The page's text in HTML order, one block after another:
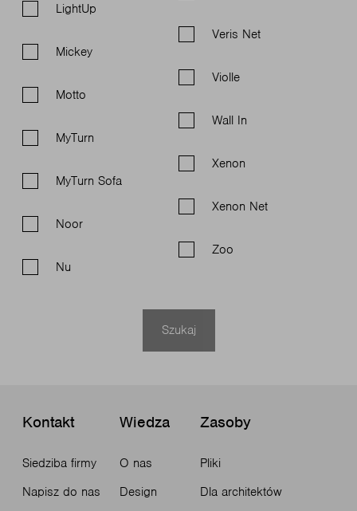
LightUp
Mickey
Motto
MyTurn
MyTurn Sofa
Noor
Nu
Veris Net
Violle
Wall In
Xenon
Xenon Net
Zoo
Szukaj
Kontakt
Siedziba firmy
Napisz do nas
Wiedza
O nas
Design
Zasoby
Pliki
Dla architektów